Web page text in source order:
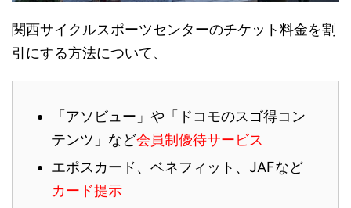
関西サイクルスポーツセンターのチケット料金を割
引にする方法について、
「アソビュー」や「ドコモのスゴ得コン
テンツ」など会員制優待サービス
エポスカード、ベネフィット、JAFなど
カード提示